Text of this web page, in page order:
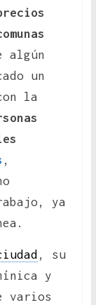
algún
un
la
,
ya
, su
y
varios